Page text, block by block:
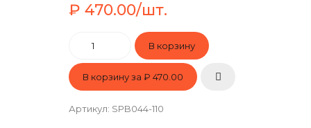
₽ 470.00/шт.
В корзину за ₽ 470.00
Артикул: SPB044-110